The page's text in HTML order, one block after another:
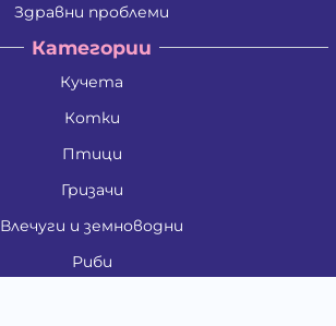
Здравни проблеми
Категории
Кучета
Котки
Птици
Гризачи
Влечуги и земноводни
Риби